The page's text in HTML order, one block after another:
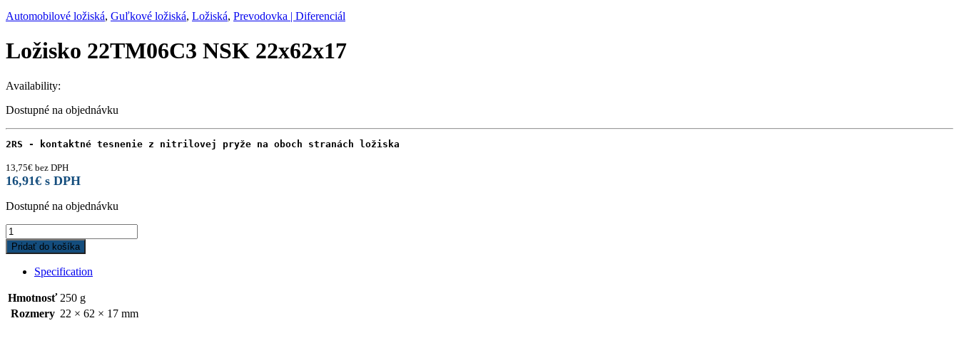
Automobilové ložiská, Guľkové ložiská, Ložiská, Prevodovka | Diferenciál
Ložisko 22TM06C3 NSK 22x62x17
Availability:
Dostupné na objednávku
2RS - kontaktné tesnenie z nitrilovej pryže na oboch stranách ložiska
13,75€ bez DPH
16,91€ s DPH
Dostupné na objednávku
Ložisko
22TM06C3
NSK
22x62x17
quantity
Pridať do košíka
Specification
Hmotnosť 250 g
Rozmery 22 × 62 × 17 mm